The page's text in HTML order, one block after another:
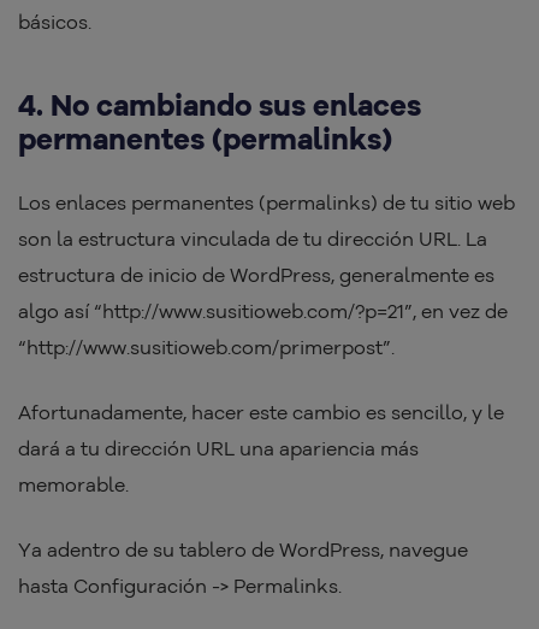
básicos.
4. No cambiando sus enlaces
permanentes (permalinks)
Los enlaces permanentes (permalinks) de tu sitio web
son la estructura vinculada de tu dirección URL. La
estructura de inicio de WordPress, generalmente es
algo así “http://www.susitioweb.com/?p=21”, en vez de
“http://www.susitioweb.com/primerpost”.
Afortunadamente, hacer este cambio es sencillo, y le
dará a tu dirección URL una apariencia más
memorable.
Ya adentro de su tablero de WordPress, navegue
hasta Configuración -> Permalinks.